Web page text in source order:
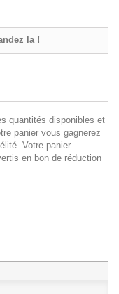
la !
quantités disponibles et
panier vous gagnerez
Votre panier
en bon de réduction